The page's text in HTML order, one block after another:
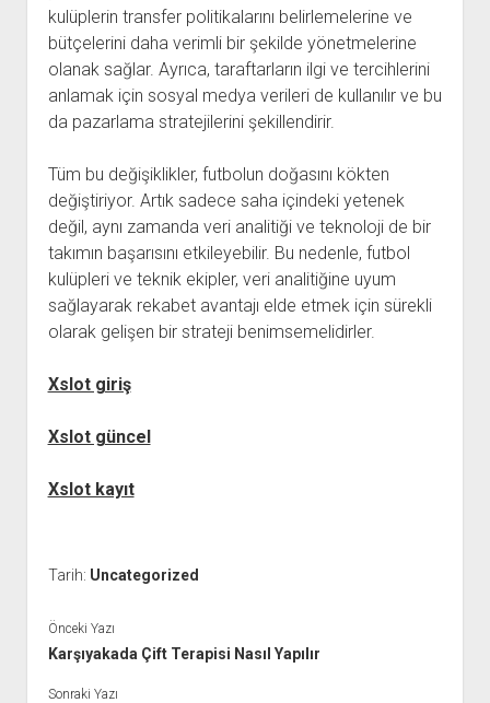
kulüplerin transfer politikalarını belirlemelerine ve
bütçelerini daha verimli bir şekilde yönetmelerine
olanak sağlar. Ayrıca, taraftarların ilgi ve tercihlerini
anlamak için sosyal medya verileri de kullanılır ve bu
da pazarlama stratejilerini şekillendirir.
Tüm bu değişiklikler, futbolun doğasını kökten
değiştiriyor. Artık sadece saha içindeki yetenek
değil, aynı zamanda veri analitiği ve teknoloji de bir
takımın başarısını etkileyebilir. Bu nedenle, futbol
kulüpleri ve teknik ekipler, veri analitiğine uyum
sağlayarak rekabet avantajı elde etmek için sürekli
olarak gelişen bir strateji benimsemelidirler.
Xslot giriş
Xslot güncel
Xslot kayıt
Tarih: Uncategorized
Önceki Yazı
Karşıyakada Çift Terapisi Nasıl Yapılır
Sonraki Yazı